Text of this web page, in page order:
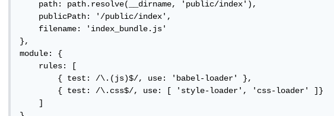
    path: path.resolve(__dirname, 'public/index'),
    publicPath: '/public/index',
    filename: 'index_bundle.js'
},
module: {
    rules: [
        { test: /\.(js)$/, use: 'babel-loader' },
        { test: /\.css$/, use: [ 'style-loader', 'css-loader' ]}
    ]